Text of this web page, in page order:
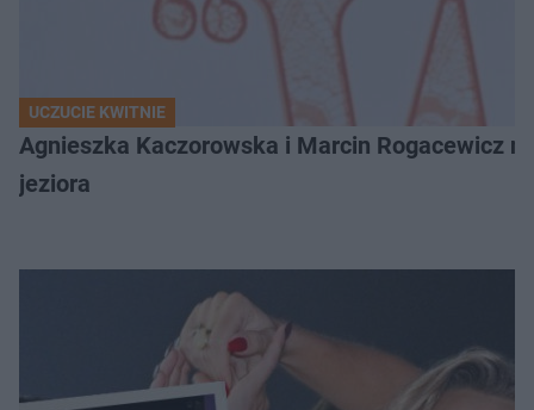
UCZUCIE KWITNIE
Agnieszka Kaczorowska i Marcin Rogacewicz
jeziora